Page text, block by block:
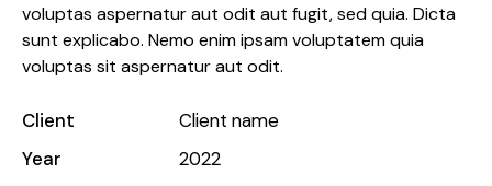
voluptas aspernatur aut odit aut fugit, sed quia. Dicta
sunt explicabo. Nemo enim ipsam voluptatem quia
voluptas sit aspernatur aut odit.
Client
Client name
Year
2022